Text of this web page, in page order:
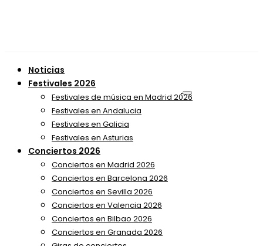
Noticias
Festivales 2026
Festivales de música en Madrid 2026
Festivales en Andalucia
Festivales en Galicia
Festivales en Asturias
Conciertos 2026
Conciertos en Madrid 2026
Conciertos en Barcelona 2026
Conciertos en Sevilla 2026
Conciertos en Valencia 2026
Conciertos en Bilbao 2026
Conciertos en Granada 2026